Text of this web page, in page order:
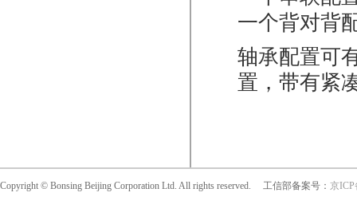
一个背对背
轴承配置可
置，带有紧
Copyright © Bonsing Beijing Corporation Ltd. All rights reserved. 工信部备案号： 京ICP